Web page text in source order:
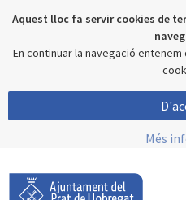
Aquest lloc fa servir cookies de
En continuar la navegació
Més